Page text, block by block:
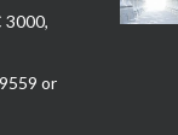
3000,
or